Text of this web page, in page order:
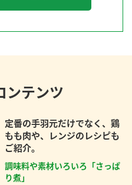
ンテンツ
定番の手羽元だけでなく、鶏
もも肉や、レンジのレシピも
ご紹介。
調味料や素材いろいろ「さっぱ
り煮」